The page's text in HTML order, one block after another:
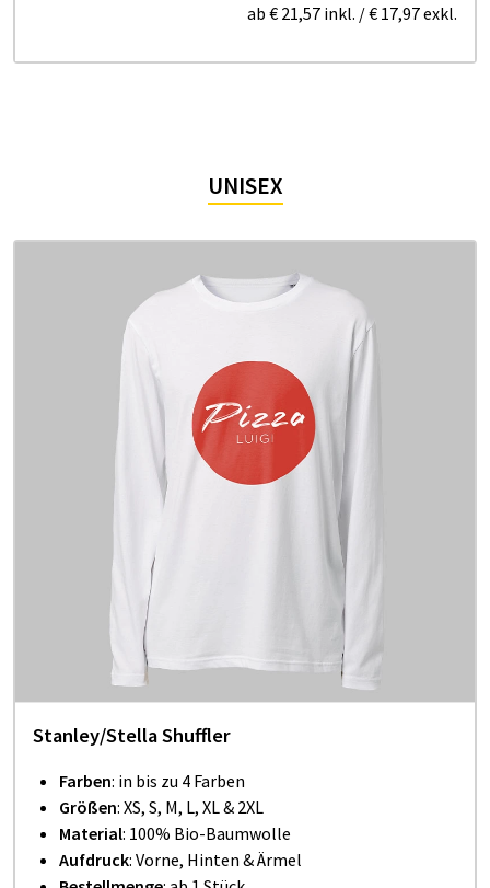
ab € 21,57 inkl. /€ 17,97exkl.
UNISEX
Stanley/Stella Shuffler
Farben: in bis zu 4 Farben
Größen: XS, S, M, L, XL & 2XL
Material: 100% Bio-Baumwolle
Aufdruck: Vorne, Hinten & Ärmel